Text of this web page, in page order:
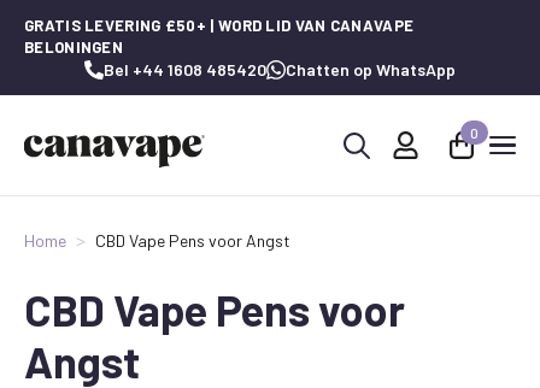
GRATIS LEVERING £50+ | WORD LID VAN CANAVAPE
BELONINGEN
Bel +44 1608 485420 Chatten op WhatsApp
0
Home CBD Vape Pens voor Angst
CBD Vape Pens voor
Angst